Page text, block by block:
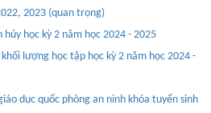
2023 (quan trọng)
học kỳ 2 năm học 2024 - 2025
lượng học tập học kỳ 2 năm học 2024 -
dục quốc phòng an ninh khóa tuyển sinh